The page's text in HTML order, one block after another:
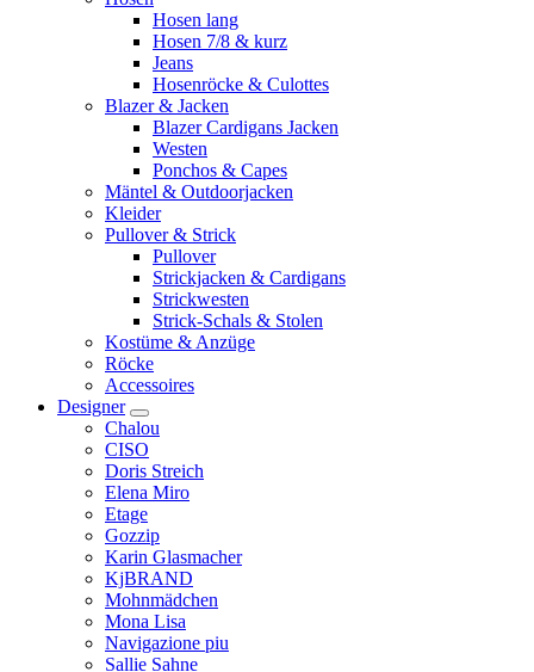
Hosen lang
Hosen 7/8 & kurz
Jeans
Hosenröcke & Culottes
Blazer & Jacken
Blazer Cardigans Jacken
Westen
Ponchos & Capes
Mäntel & Outdoorjacken
Kleider
Pullover & Strick
Pullover
Strickjacken & Cardigans
Strickwesten
Strick-Schals & Stolen
Kostüme & Anzüge
Röcke
Accessoires
Designer
Chalou
CISO
Doris Streich
Elena Miro
Etage
Gozzip
Karin Glasmacher
KjBRAND
Mohnmädchen
Mona Lisa
Navigazione piu
Sallie Sahne